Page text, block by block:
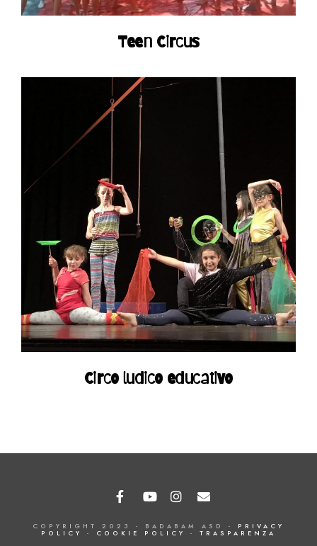
Teen Circus
Circo ludico educativo
COPYRIGHT 2023 - BADABAM ASD - PRIVACY
POLICY
- COOKIE POLICY - TRASPARENZA